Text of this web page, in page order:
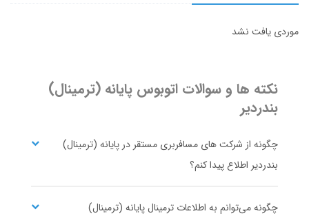
موردی یافت نشد
نکته ها و سوالات اتوبوس پایانه (ترمینال)
بندردیر
چگونه از شرکت های مسافربری مستقر در پایانه (ترمینال)
بندردیر اطلاع پیدا کنم؟
چگونه می‌توانم به اطلاعات ترمینال پایانه (ترمینال)